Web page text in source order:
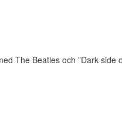
The Beatles och ”Dark side